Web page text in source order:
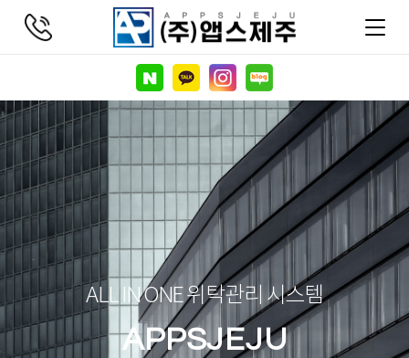
ALL IN ONE 위탁관리 시스템
APPSJEJU